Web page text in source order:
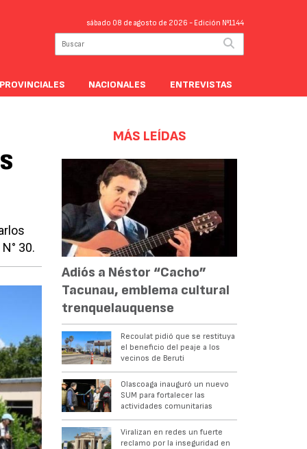
sábado 08 de agosto de 2026 - Edición Nº1144
PROVINCIALES NACIONALES ENTREVISTAS
30.
MÁS LEÍDAS
Adiós a Néstor “Cacho”
Tacunau, emblema cultural
trenquelauquense
Recoulat pidió que se restituya
el beneficio del peaje a los
vecinos de Beruti
Olascoaga inauguró un nuevo
SUM para fortalecer las
actividades comunitarias
Viralizan en redes un fuerte
reclamo por la inseguridad en